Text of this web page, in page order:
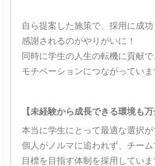
自ら提案した施策で、採用に成
感謝されるのがやりがいに！
同時に学生の人生の転機に貢献
モチベーションにつながっていま
【未経験から成長できる環境も万
本当に学生にとって最適な選択が
個人がノルマに追われず、チー
目標を目指す体制を採用していま